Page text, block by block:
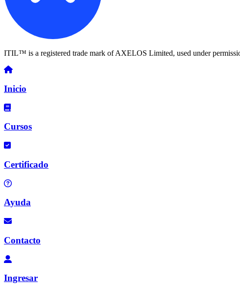
ITIL™ is a registered trade mark of AXELOS Limited, used under
Inicio
Cursos
Certificado
Ayuda
Contacto
Ingresar